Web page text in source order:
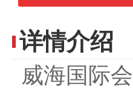
详情介绍
威海国际